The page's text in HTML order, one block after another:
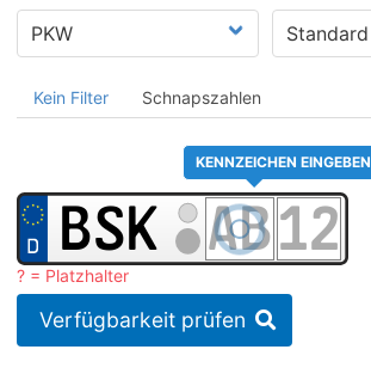
Kein Filter Schnapszahlen
KENNZEICHEN EINGEBEN
? = Platzhalter
Verfügbarkeit prüfen